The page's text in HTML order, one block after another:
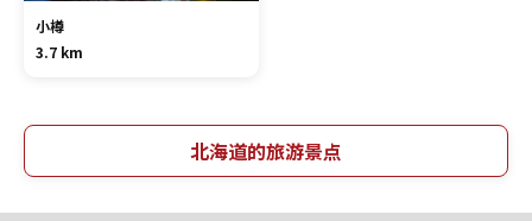
小樽
3.7 km
北海道的旅游景点